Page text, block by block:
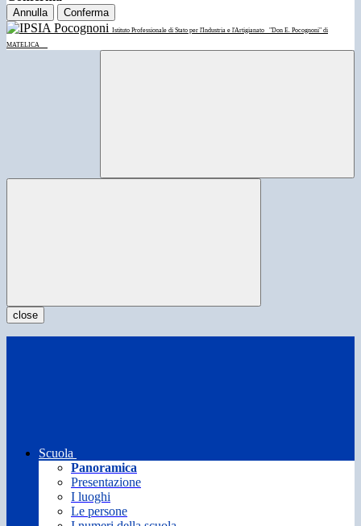
Annulla Conferma
Istituto Professionale di Stato per l'Industria e l'Artigianato
"Don E. Pocognoni" di
MATELICA
close
Scuola
Panoramica
Presentazione
I luoghi
Le persone